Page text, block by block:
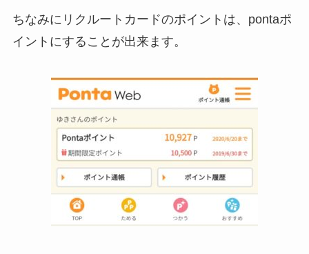
ちなみにリクルートカードのポイントは、pontaポ
イントにすることが出来ます。